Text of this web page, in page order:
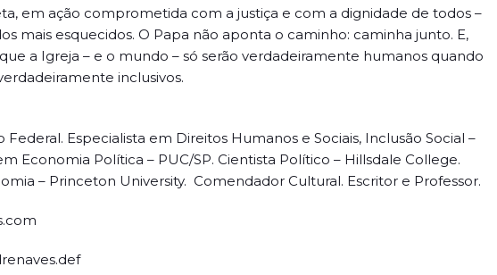
em ação comprometida com a justiça e com a dignidade de todos –
mais esquecidos. O Papa não aponta o caminho: caminha junto. E,
a Igreja – e o mundo – só serão verdadeiramente humanos quando
inclusivos.
Especialista em Direitos Humanos e Sociais, Inclusão Social –
Economia Política – PUC/SP. Cientista Político – Hillsdale College.
– Princeton University. Comendador Cultural. Escritor e Professor.